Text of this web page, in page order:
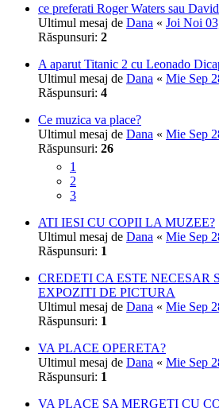
ce preferati Roger Waters sau
Ultimul mesaj de Dana « Joi Noi
Răspunsuri: 2
A aparut Titanic 2 cu Leonado
Ultimul mesaj de Dana « Mie Sep
Răspunsuri: 4
Ce muzica va place?
Ultimul mesaj de Dana « Mie Sep
Răspunsuri: 26
1
2
3
ATI IESI CU COPII LA MUZEE?
Ultimul mesaj de Dana « Mie Sep
Răspunsuri: 1
CREDETI CA ESTE NECESAR
EXPOZITI DE PICTURA
Ultimul mesaj de Dana « Mie Sep
Răspunsuri: 1
VA PLACE OPERETA?
Ultimul mesaj de Dana « Mie Sep
Răspunsuri: 1
VA PLACE SA MERGETI CU